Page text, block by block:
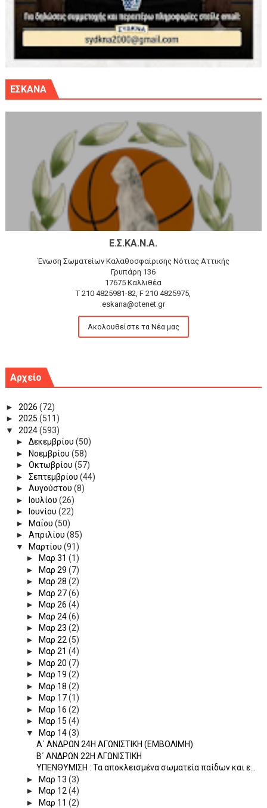
ΕΣΚΑΝΑ
Ε.Σ.ΚΑ.Ν.Α.
Ένωση Σωματείων Καλαθοσφαίρισης Νότιας Αττικής
Γρυπάρη 136
17675 Καλλιθέα
T 210 4825981-82, F 210 4825975,
eskana@otenet.gr
Ακολουθείστε τα Νέα μας
Αρχείο
► 2026 (72)
► 2025 (511)
▼ 2024(593)
► Δεκεμβρίου (50)
►
Νοεμβρίου (58)
► Οκτωβρίου (57)
► Σεπτεμβρίου (44)
► Αυγούστου (8)
►
Ιουλίου (26)
►
Ιουνίου (22)
►
Μαΐου (50)
► Απριλίου (85)
▼
Μαρτίου (91)
►
Μαρ 31 (1)
►
Μαρ 29 (7)
►
Μαρ 28 (2)
►
Μαρ 27(6)
►
Μαρ 26 (4)
►
Μαρ 24(6)
►
Μαρ 23 (2)
►
Μαρ 22 (5)
►
Μαρ 21 (4)
►
Μαρ 20 (7)
►
Μαρ 19 (2)
►
Μαρ 18 (2)
►
Μαρ 17(1)
►
Μαρ 16 (2)
►
Μαρ 15 (4)
▼
Μαρ 14(3)
Α΄ ΑΝΔΡΩΝ 24Η ΑΓΩΝΙΣΤΙΚΗ (ΕΜΒΟΛΙΜΗ)
Β΄ ΑΝΔΡΩΝ 22Η ΑΓΩΝΙΣΤΙΚΗ
ΥΠΕΝΘΥΜΙΣΗ : Τα αποκλεισμένα σωματεία παίδων και ε...
►
Μαρ 13 (3)
►
Μαρ 12(4)
►
Μαρ 11 (2)